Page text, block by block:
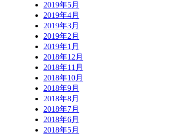
2019年5月
2019年4月
2019年3月
2019年2月
2019年1月
2018年12月
2018年11月
2018年10月
2018年9月
2018年8月
2018年7月
2018年6月
2018年5月